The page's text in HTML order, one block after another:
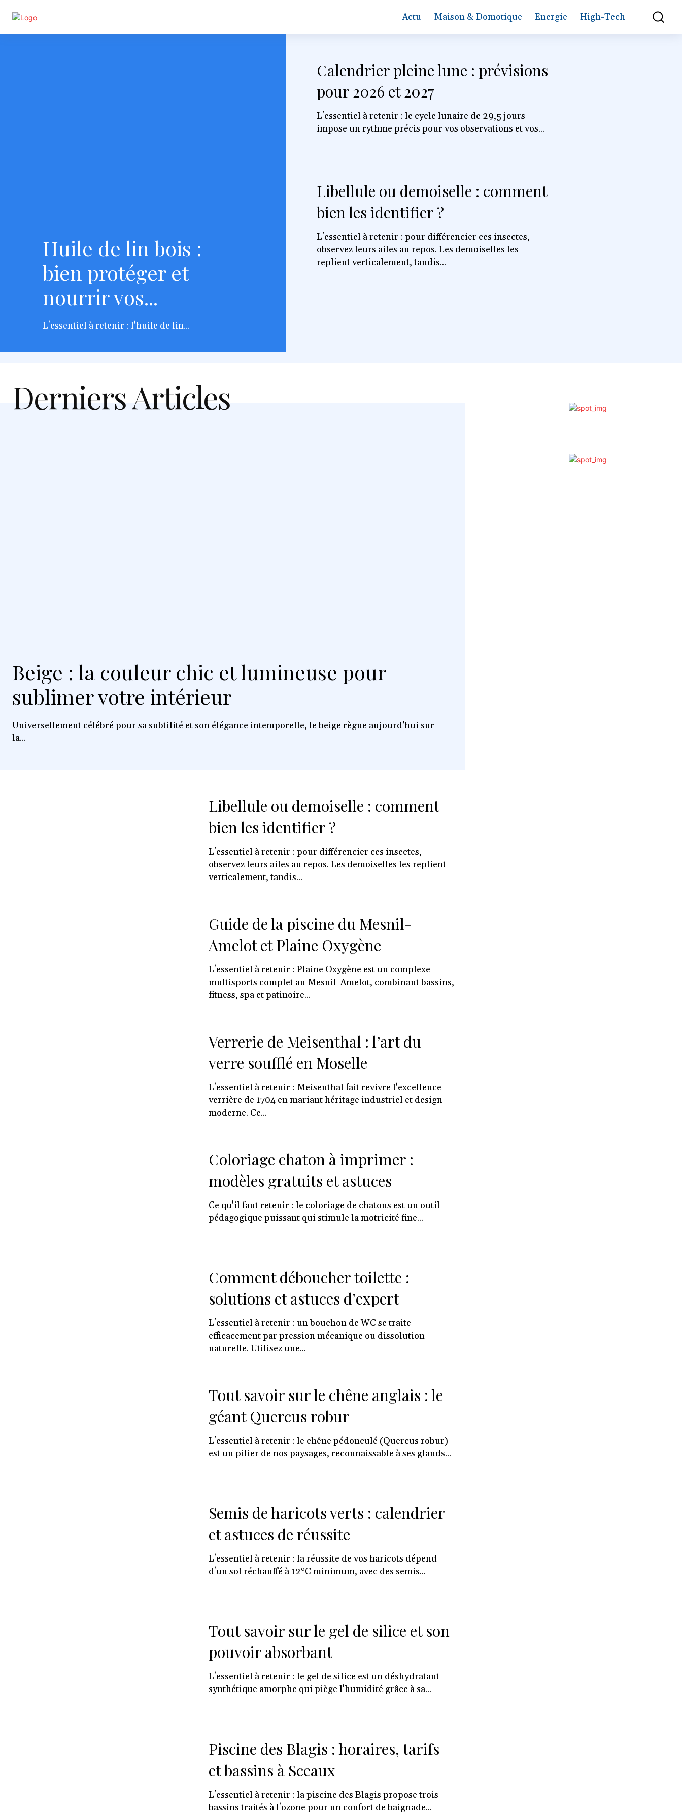
Actu Maison & Domotique Energie High-Tech
Huile de lin bois :
bien protéger et
nourrir vos...
L'essentiel à retenir : l'huile de lin...
Calendrier pleine lune : prévisions
pour 2026 et 2027
L'essentiel à retenir : le cycle lunaire de 29,5 jours
impose un rythme précis pour vos observations et vos...
Libellule ou demoiselle : comment
bien les identifier ?
L'essentiel à retenir : pour différencier ces insectes,
observez leurs ailes au repos. Les demoiselles les
replient verticalement, tandis...
Derniers Articles
Beige : la couleur chic et lumineuse pour
sublimer votre intérieur
Universellement célébré pour sa subtilité et son élégance intemporelle, le beige règne aujourd’hui sur
la...
Libellule ou demoiselle : comment
bien les identifier ?
L'essentiel à retenir : pour différencier ces insectes,
observez leurs ailes au repos. Les demoiselles les replient
verticalement, tandis...
Guide de la piscine du Mesnil-
Amelot et Plaine Oxygène
L'essentiel à retenir : Plaine Oxygène est un complexe
multisports complet au Mesnil-Amelot, combinant bassins,
fitness, spa et patinoire...
Verrerie de Meisenthal : l’art du
verre soufflé en Moselle
L'essentiel à retenir : Meisenthal fait revivre l'excellence
verrière de 1704 en mariant héritage industriel et design
moderne. Ce...
Coloriage chaton à imprimer :
modèles gratuits et astuces
Ce qu'il faut retenir : le coloriage de chatons est un outil
pédagogique puissant qui stimule la motricité fine...
Comment déboucher toilette :
solutions et astuces d’expert
L'essentiel à retenir : un bouchon de WC se traite
efficacement par pression mécanique ou dissolution
naturelle. Utilisez une...
Tout savoir sur le chêne anglais : le
géant Quercus robur
L'essentiel à retenir : le chêne pédonculé (Quercus robur)
est un pilier de nos paysages, reconnaissable à ses glands...
Semis de haricots verts : calendrier
et astuces de réussite
L'essentiel à retenir : la réussite de vos haricots dépend
d'un sol réchauffé à 12°C minimum, avec des semis...
Tout savoir sur le gel de silice et son
pouvoir absorbant
L'essentiel à retenir : le gel de silice est un déshydratant
synthétique amorphe qui piège l'humidité grâce à sa...
Piscine des Blagis : horaires, tarifs
et bassins à Sceaux
L'essentiel à retenir : la piscine des Blagis propose trois
bassins traités à l'ozone pour un confort de baignade...